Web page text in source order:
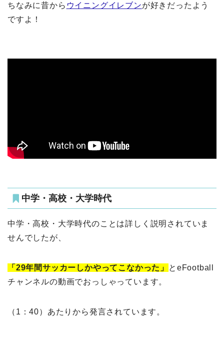
ちなみに昔から ウイニングイレブンが好きだったよう
ですよ！
中学・高校・大学時代
中学・高校・大学時代のことは詳しく説明されていま
せんでしたが、
「29年間サッカーしかやってこなかった」
とeFootball
チャンネルの動画でおっしゃっています。
（1：40）あたりから発言されています。